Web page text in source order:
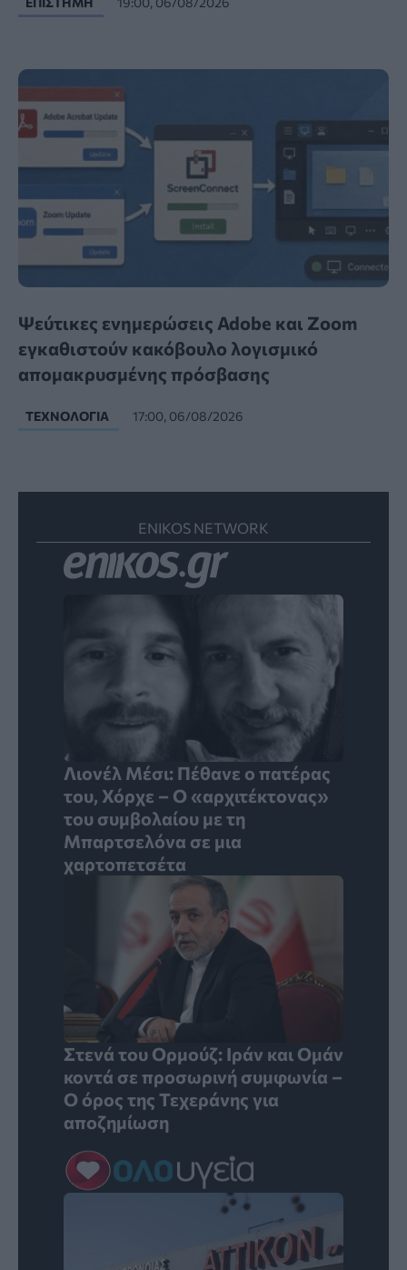
Ψεύτικες ενημερώσεις Adobe και Zoom
εγκαθιστούν κακόβουλο λογισμικό
απομακρυσμένης πρόσβασης
ΤΕΧΝΟΛΟΓΊΑ 17:00, 06/08/2026
ENIKOS NETWORK
Λιονέλ Μέσι: Πέθανε ο πατέρας
του, Χόρχε – Ο «αρχιτέκτονας»
του συμβολαίου με τη
Μπαρτσελόνα σε μια
χαρτοπετσέτα
Στενά του Ορμούζ: Ιράν και Ομάν
κοντά σε προσωρινή συμφωνία –
Ο όρος της Τεχεράνης για
αποζημίωση